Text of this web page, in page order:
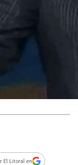
El Litoral en